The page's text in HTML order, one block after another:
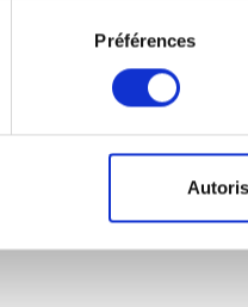
Préférences
ventilation mécanique avec
filtres G3, selon les
donc plus de saletés que